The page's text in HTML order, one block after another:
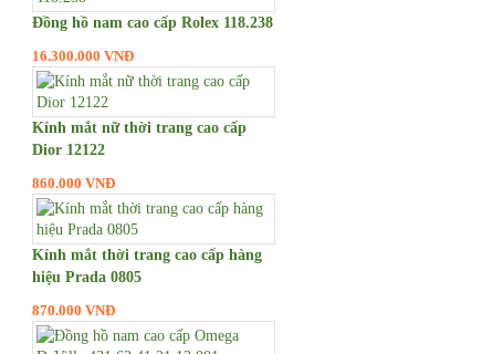
Đồng hồ nam cao cấp Rolex 118.238
16.300.000 VNĐ
Kính mắt nữ thời trang cao cấp
Dior 12122
860.000 VNĐ
Kính mắt thời trang cao cấp hàng
hiệu Prada 0805
870.000 VNĐ